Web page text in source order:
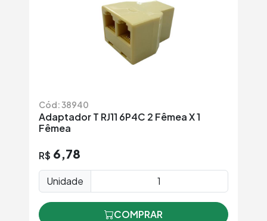
Cód: 38940
Adaptador T RJ11 6P4C 2 Fêmea X 1
Fêmea
R$ 6,78
Unidade
COMPRAR